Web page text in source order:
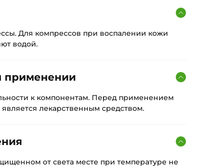
Для компрессов при воспалении кожи
водой.
применении
к компонентам. Перед применением
лекарственным средством.
от света месте при температуре не